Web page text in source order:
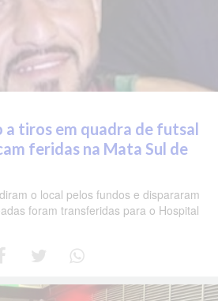
tiros em quadra de futsal
feridas na Mata Sul de
o local pelos fundos e dispararam
foram transferidas para o Hospital